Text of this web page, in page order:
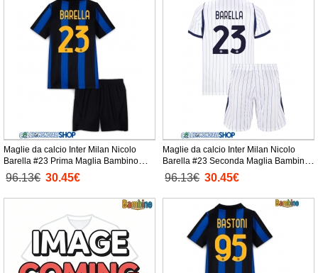
Maglie da calcio Inter Milan Nicolo
Barella #23 Prima Maglia Bambino
2026-27 Manica Corta + Pantaloni
corti)
96.13€ 30.45€
Maglie da calcio Inter Milan Nicolo
Barella #23 Seconda Maglia Bambino
2026-27 Manica Corta + Pantaloni
corti)
96.13€ 30.45€